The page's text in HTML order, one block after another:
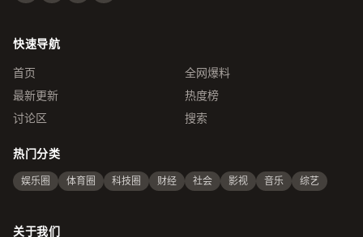
快速导航
首页
全网爆料
最新更新
热度榜
讨论区
搜索
热门分类
娱乐圈 体育圈 科技圈 财经 社会 影视 音乐 综艺
关于我们